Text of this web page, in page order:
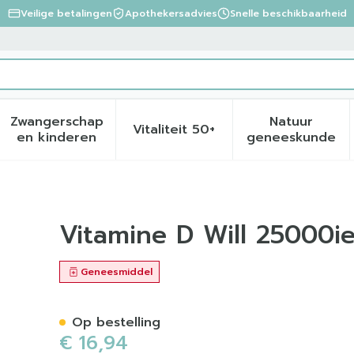
Veilige betalingen Apothekersadvies Snelle beschikbaarheid
verzorging en hygiëne categorie
voor Dieet, voeding en vitamines categorie
Zwangerschap
en kinderenToon submenu voor Zwangerschap en
Vitaliteit 50+Toon submenu voor
Natuur
geneeskunde
Toon
Caps 12
Vitamine D Will
Geneesmiddel
€ 16,94
Op bestelling